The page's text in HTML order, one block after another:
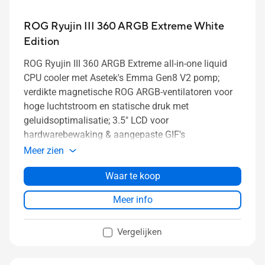
ROG Ryujin III 360 ARGB Extreme White
Edition
ROG Ryujin III 360 ARGB Extreme all-in-one liquid
CPU cooler met Asetek's Emma Gen8 V2 pomp;
verdikte magnetische ROG ARGB-ventilatoren voor
hoge luchtstroom en statische druk met
geluidsoptimalisatie; 3.5" LCD voor
hardwarebewaking & aangepaste GIF's
Meer zien
Waar te koop
Meer info
Vergelijken